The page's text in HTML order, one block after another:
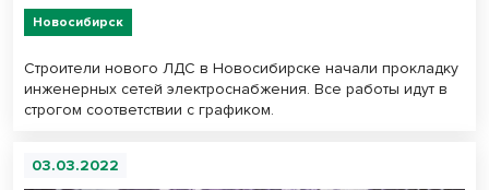
Новосибирск
Строители нового ЛДС в Новосибирске начали прокладку
инженерных сетей электроснабжения. Все работы идут в
строгом соответствии с графиком.
03.03.2022